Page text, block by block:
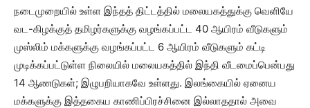
நடைமுறையில் உள்ள இந்தத் திட்டத்தில் மலையகத்துக்கு வெளியே
வட-கிழக்குத் தமிழர்களுக்கு வழங்கப்பட்ட 40 ஆயிரம் வீடுகளும்
முஸ்லிம் மக்களுக்கு வழங்கப்பட்ட 6 ஆயிரம் வீடுகளும் கட்டி
முடிக்கப்பட்டுள்ள நிலையில் மலையகத்தில் இந்தி வீடமைப்பென்பது
14 ஆணடுகள்; இழுபறியாகவே உள்ளது. இலங்கையில் ஏனைய
மக்களுக்கு இத்தகைய காணிப்பிரச்சினை இல்லாததால் அவை